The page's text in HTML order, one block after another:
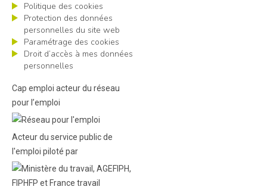
Politique des cookies
Protection des données
personnelles du site web
Paramétrage des cookies
Droit d’accès à mes données
personnelles
Cap emploi acteur du réseau
pour l’emploi
Acteur du service public de
l'emploi piloté par